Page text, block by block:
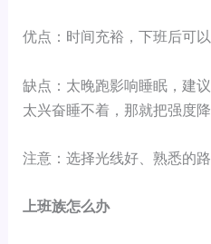
优点：时间充裕，下班后可以
缺点：太晚跑影响睡眠，建
太兴奋睡不着，那就把强度降
注意：选择光线好、熟悉的
上班族怎么办